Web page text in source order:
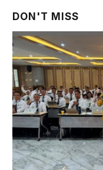
DON'T MISS